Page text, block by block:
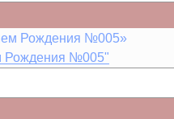
Рождения №005"